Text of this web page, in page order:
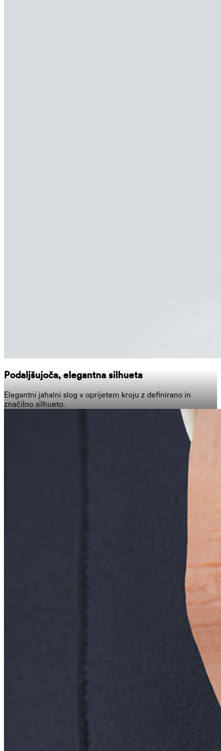
Podaljšujoča, elegantna silhueta
Elegantni jahalni slog v oprijetem kroju z definirano in
značilno silhueto.